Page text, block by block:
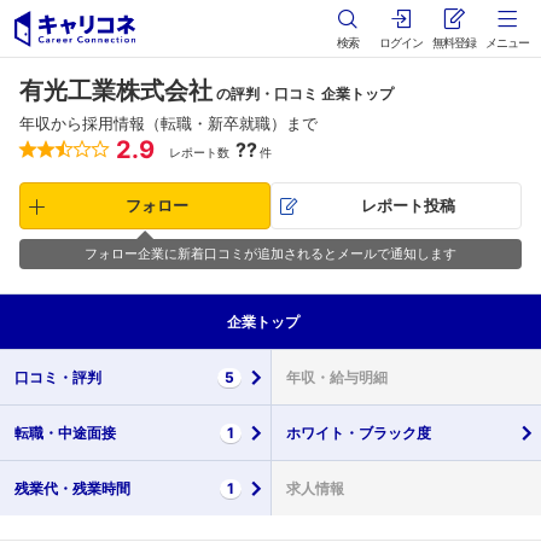
検索 ログイン 無料登録 メニュー
有光工業株式会社 の評判・口コミ 企業トップ
年収から採用情報（転職・新卒就職）まで
2.9 レポート数 ??件
フォロー レポート投稿
フォロー企業に新着口コミが追加されるとメールで通知します
企業 トップ
口コミ・ 評判 5 年収・ 給与明細
転職・ 中途面接 1 ホワイト・ ブラック度
残業代・ 残業時間 1 求人情報